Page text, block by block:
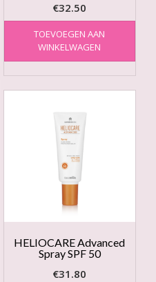
€32.50
TOEVOEGEN AAN
WINKELWAGEN
HELIOCARE Advanced
Spray SPF 50
€31.80